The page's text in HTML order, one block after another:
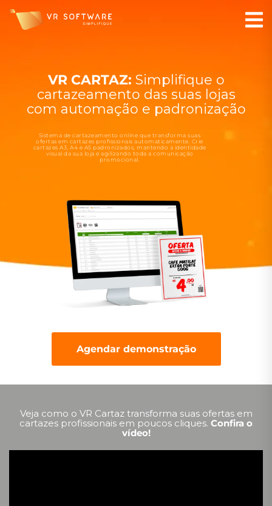
VR CARTAZ: Simplifique o
cartazeamento das suas lojas
com automação e padronização
Sistema de cartazeamento online que transforma suas
ofertas em cartazes profissionais automaticamente. Crie
cartazes A3, A4 e A5 padronizados, mantendo a identidade
visual da sua loja e agilizando toda a comunicação
promocional.
Agendar demonstração
Veja como o VR Cartaz transforma suas ofertas em
cartazes profissionais em poucos cliques. Confira o
vídeo!